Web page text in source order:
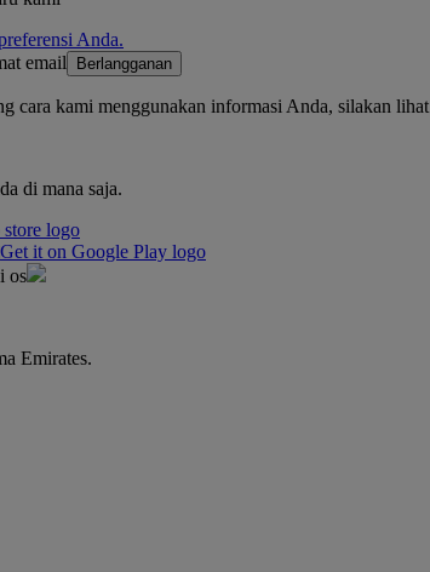
Anda.
email
Berlangganan
cara kami menggunakan informasi Anda, silakan lihat
di mana saja.
os
Emirates.